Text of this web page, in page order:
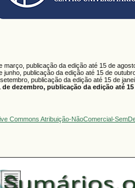
publicação da edição até 15 de
publicação da edição até 15 de
publicação da edição até 15 de
dezembro, publicação da edição até
Commons Atribuição-NãoComercial-